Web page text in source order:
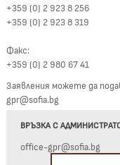
+359 (0) 2 923 8 256
+359 (0) 2 923 8 319
Факс:
+359 (0) 2 980 67 41
Заявления можете да
gpr@sofia.bg
ВРЪЗКА С
office-gpr@sofia.bg